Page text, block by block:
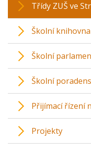
Třídy ZUŠ ve
Školní knihovna
Školní
Školní
Přijímací řízení
Projekty